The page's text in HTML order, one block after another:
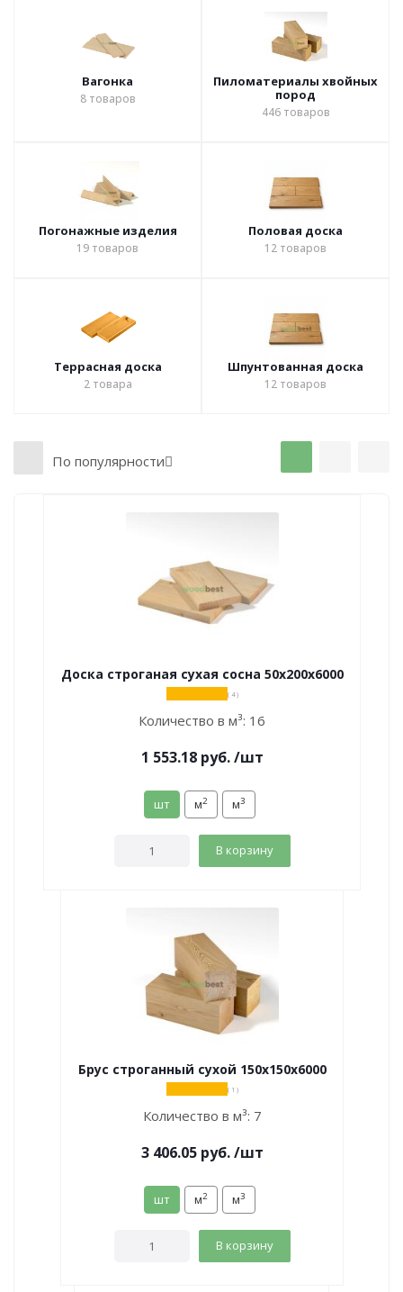
Вагонка
8товаров
Пиломатериалы хвойных
пород
446товаров
Погонажные изделия
19 товаров
Половая доска
12 товаров
Террасная доска
2товара
Шпунтованная доска
12 товаров
По популярности
Доска строганая сухая сосна 50х200х6000
( 4 )
Количество в м³: 16
1 553.18руб. /шт
шт м2 м3
В корзину
Брус строганный сухой 150х150х6000
( 1 )
Количество в м³: 7
3 406.05руб. /шт
шт м2 м3
В корзину